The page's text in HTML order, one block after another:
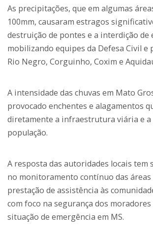
As precipitações, que em algumas
100mm, causaram estragos
destruição de pontes e a interdição de
mobilizando equipes da Defesa Civil e
Rio Negro, Corguinho, Coxim e
A intensidade das chuvas em Mato
provocado enchentes e alagamentos
diretamente a infraestrutura viária e a
população.
A resposta das autoridades locais tem
no monitoramento contínuo das áreas
prestação de assistência às
com foco na segurança dos
situação de emergência em MS.